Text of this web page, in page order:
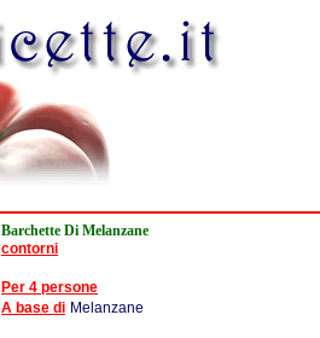
Barchette Di Melanzane
contorni
Per 4 persone
A base di Melanzane